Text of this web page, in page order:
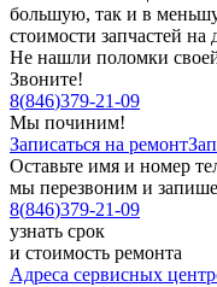
большую, так и в
стоимости запчастей на
Не нашли поломки
Звоните!
8(846)379-21-09
Мы починим!
Записаться на ремонт
Оставьте имя и номер
мы перезвоним и
8(846)379-21-09
узнать срок
и стоимость ремонта
Адреса сервисных